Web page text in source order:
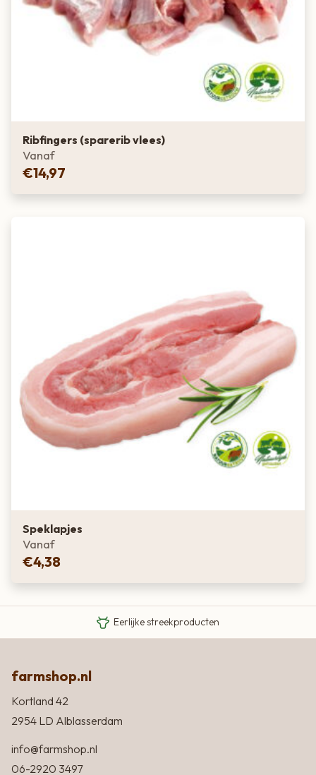
Ribfingers (sparerib vlees)
Vanaf
€14,97
Speklapjes
Vanaf
€4,38
Eigen Limousin runderen
Eerlijke streekproducten
farmshop.nl
Kortland 42
2954 LD Alblasserdam
info@farmshop.nl
06-2920 3497